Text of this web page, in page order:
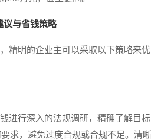
议与省钱策略
明的企业主可以采取以下策略来优
行深入的法规调研，精确了解目标
求，避免过度合规或合规不足。清晰